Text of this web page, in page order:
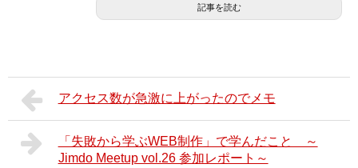
記事を読む
アクセス数が急激に上がったのでメモ
「失敗から学ぶWEB制作」で学んだこと ～
Jimdo Meetup vol.26 参加レポート～